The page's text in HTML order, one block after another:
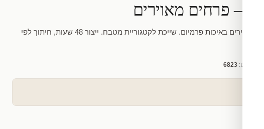
– פרחים מאוירים
מדבקת טפט – פרחים מאוירים באיכות פרמיום. שייכת לקטגוריית מטבח. ייצור 48 שעות, חיתוך לפי
מק"ט: 6823